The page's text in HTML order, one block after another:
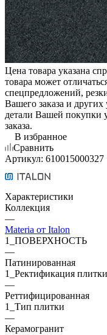
Цена товара указана
товара может
спецпредложений,
Вашего заказа и
детали Вашей покупки
заказа.
В избранное
Сравнить
Артикул: 610015000327
Характеристики
Коллекция
—
Materia от Italon
1_ПОВЕРХНОСТЬ
—
Патинированная
1_Ректификация плитки
—
Реттифицированная
1_Тип плитки
—
Керамогранит